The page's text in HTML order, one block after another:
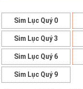
Sim Lục Quý 0
Sim Lục Quý 3
Sim Lục Quý 6
Sim Lục Quý 9